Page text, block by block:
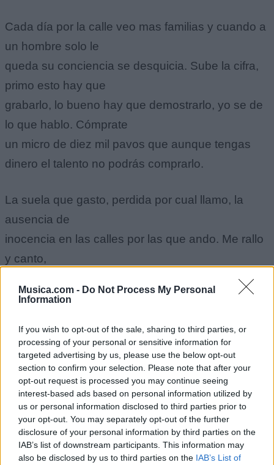
Musica.com - Do Not Process My Personal
Information
If you wish to opt-out of the sale, sharing to third parties, or
processing of your personal or sensitive information for
targeted advertising by us, please use the below opt-out
section to confirm your selection. Please note that after your
opt-out request is processed you may continue seeing
interest-based ads based on personal information utilized by
us or personal information disclosed to third parties prior to
your opt-out. You may separately opt-out of the further
disclosure of your personal information by third parties on the
IAB’s list of downstream participants. This information may
also be disclosed by us to third parties on the IAB’s List of
Cada día por la calle veo mas familias y cuando a
un hombre solo le
queda su conciencia se desquicia. Sube la cifra,
primo esto hay que
grabarlo, lo bueno hay que demostrarlo, yo se de
lo que hablo. Cómprate
un micro de diez mil pavos que aunque tengas
dinero el talento no podrás comprarlo.
La suela que gasto, perdida por cual llamo, la
ausencia de
inocencia en las calles por las que ando. Me rallo
y canto,
me caigo y me levanto y no es pa tanto, tontos va,
iros callando.
pidiendo comer robando.
Tu y cuantos eh, sal de ese cuento, aquí hay que
liarla muy parda para diferenciarse al resto. Me
diferencio al resto.
Vídeo con letra